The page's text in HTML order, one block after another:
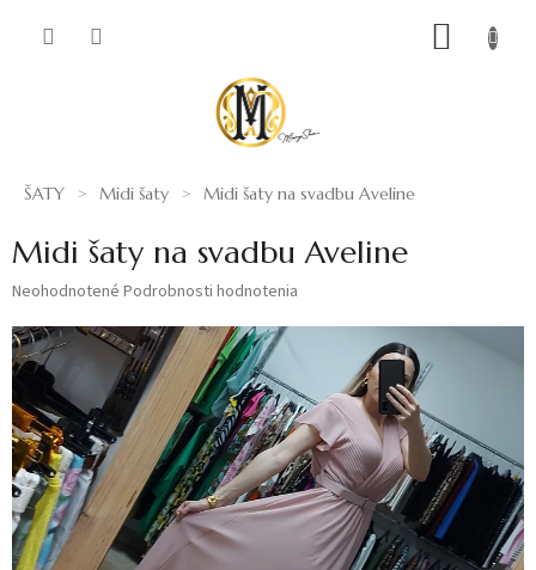
ŠATY Midi šaty Midi šaty na svadbu Aveline
Midi šaty na svadbu Aveline
Priemerné
produktu
je
0,0
z
5
hviezdičiek.
Neohodnotené Podrobnosti hodnotenia